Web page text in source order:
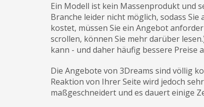
Ein Modell ist kein Massenprodukt und
Branche leider nicht möglich, sodass
kostet, müssen Sie ein Angebot
scrollen, können Sie mehr darüber
kann - und daher häufig bessere Preise
Die Angebote von 3Dreams sind völlig
Reaktion von Ihrer Seite wird jedoch
maßgeschneidert und es dauert einige